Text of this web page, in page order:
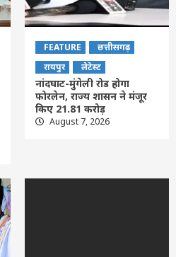
FEATURE
छत्तीसगढ़
रायपुर
लेटेस्ट
नांदघाट-मुंगेली रोड होगा
फोरलेन, राज्य शासन ने मंजूर
किए 21.81 करोड़
August 7, 2026